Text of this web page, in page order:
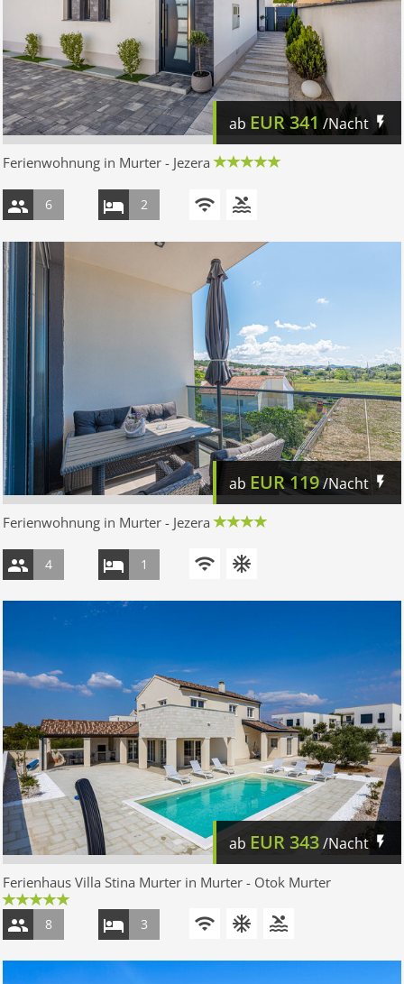
ab EUR341 /Nacht
Ferienwohnung in Murter - Jezera
6 2
ab EUR 119/Nacht
Ferienwohnung in Murter - Jezera
4 1
ab EUR343/Nacht
Ferienhaus Villa Stina Murter in Murter - Otok Murter
8 3